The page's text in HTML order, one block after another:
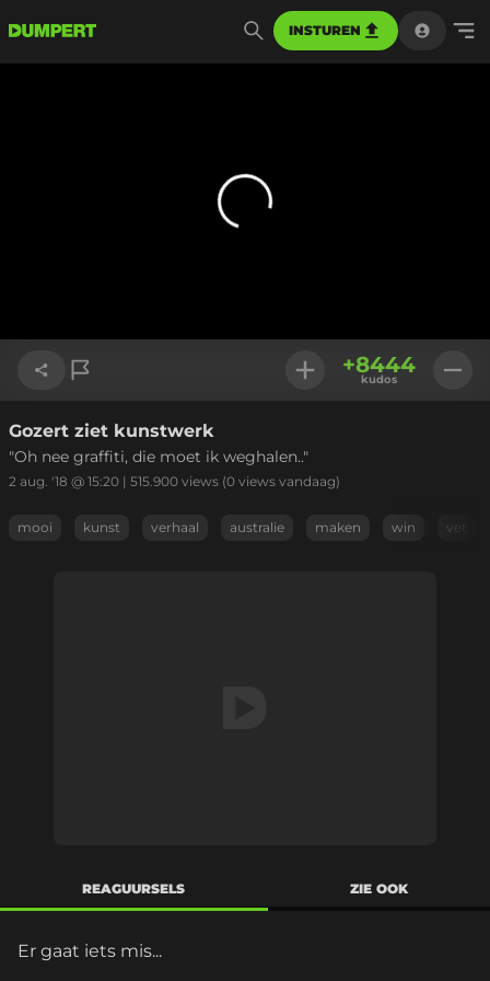
INSTUREN
Link kopiëren
+8444
kudos
Gozert ziet kunstwerk
"Oh nee graffiti, die moet ik weghalen.."
2 aug. '18 @ 15:20 | 515.900 views (0 views vandaag)
mooi kunst verhaal australie maken win vet
REAGUURSELS ZIE OOK
Er gaat iets mis...